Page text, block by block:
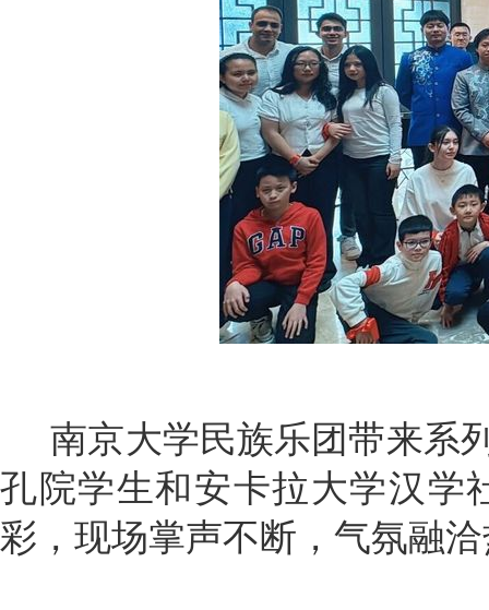
南京大学民族乐团带来系
孔院学生和安卡拉大学汉学
彩，现场掌声不断，气氛融